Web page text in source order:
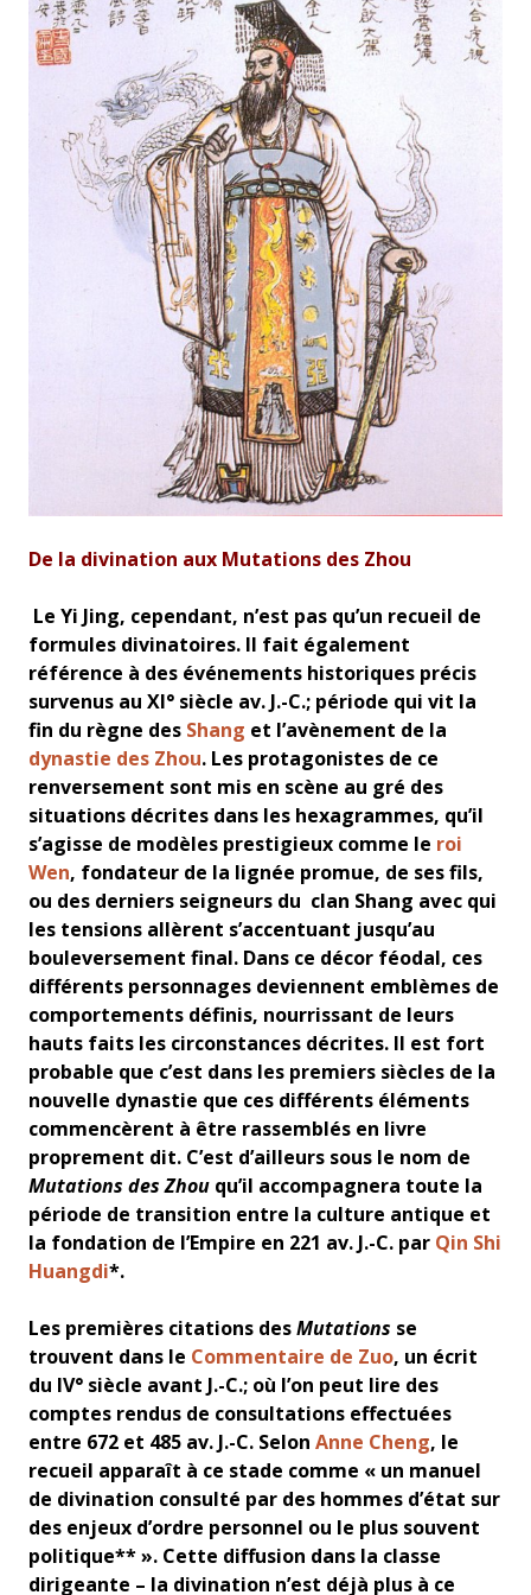
De la divination aux Mutations des Zhou
Le Yi Jing, cependant, n’est pas qu’un recueil de
formules divinatoires. Il fait également
référence à des événements historiques précis
survenus au XI° siècle av. J.-C.; période qui vit la
fin du règne des Shang et l’avènement de la
dynastie des Zhou. Les protagonistes de ce
renversement sont mis en scène au gré des
situations décrites dans les hexagrammes, qu’il
s’agisse de modèles prestigieux comme le roi
Wen, fondateur de la lignée promue, de ses fils,
ou des derniers seigneurs du clan Shang avec qui
les tensions allèrent s’accentuant jusqu’au
bouleversement final. Dans ce décor féodal, ces
différents personnages deviennent emblèmes de
comportements définis, nourrissant de leurs
hauts faits les circonstances décrites. Il est fort
probable que c’est dans les premiers siècles de la
nouvelle dynastie que ces différents éléments
commencèrent à être rassemblés en livre
proprement dit. C’est d’ailleurs sous le nom de
Mutations des Zhou qu’il accompagnera toute la
période de transition entre la culture antique et
la fondation de l’Empire en 221 av. J.-C. par Qin Shi
Huangdi*.
Les premières citations desMutations se
trouvent dans le Commentaire de Zuo, un écrit
du IV° siècle avant J.-C.; où l’on peut lire des
comptes rendus de consultations effectuées
entre 672 et 485 av. J.-C. Selon Anne Cheng, le
recueil apparaît à ce stade comme « un manuel
de divination consulté par des hommes d’état sur
des enjeux d’ordre personnel ou le plus souvent
politique** ». Cette diffusion dans la classe
dirigeante – la divination n’est déjà plus à ce